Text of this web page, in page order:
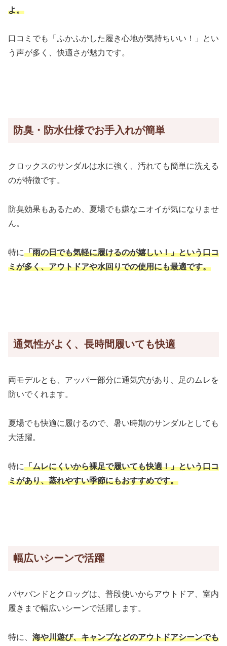
よ。
口コミでも「ふかふかした履き心地が気持ちいい！」とい
う声が多く、快適さが魅力です。
防臭・防水仕様でお手入れが簡単
クロックスのサンダルは水に強く、汚れても簡単に洗える
のが特徴です。
防臭効果もあるため、夏場でも嫌なニオイが気になりませ
ん。
特に「雨の日でも気軽に履けるのが嬉しい！」という口コ
ミが多く、アウトドアや水回りでの使用にも最適です。
通気性がよく、長時間履いても快適
両モデルとも、アッパー部分に通気穴があり、足のムレを
防いでくれます。
夏場でも快適に履けるので、暑い時期のサンダルとしても
大活躍。
特に「ムレにくいから裸足で履いても快適！」という口コ
ミがあり、蒸れやすい季節にもおすすめです。
幅広いシーンで活躍
バヤバンドとクロッグは、普段使いからアウトドア、室内
履きまで幅広いシーンで活躍します。
特に、 海や川遊び、キャンプなどのアウトドアシーンでも